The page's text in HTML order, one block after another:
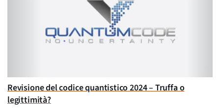
Revisione del codice quantistico 2024 – Truffa o
legittimità?